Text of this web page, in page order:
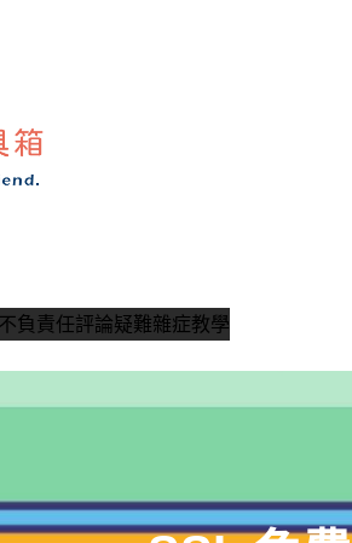
不負責任評論疑難雜症教學